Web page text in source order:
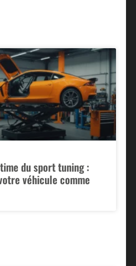
du sport tuning :
véhicule comme